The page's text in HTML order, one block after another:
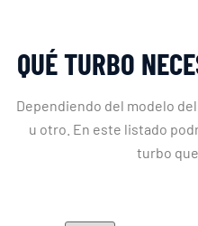
QUÉ TURBO
Dependiendo del modelo
u otro. En este listado
turbo